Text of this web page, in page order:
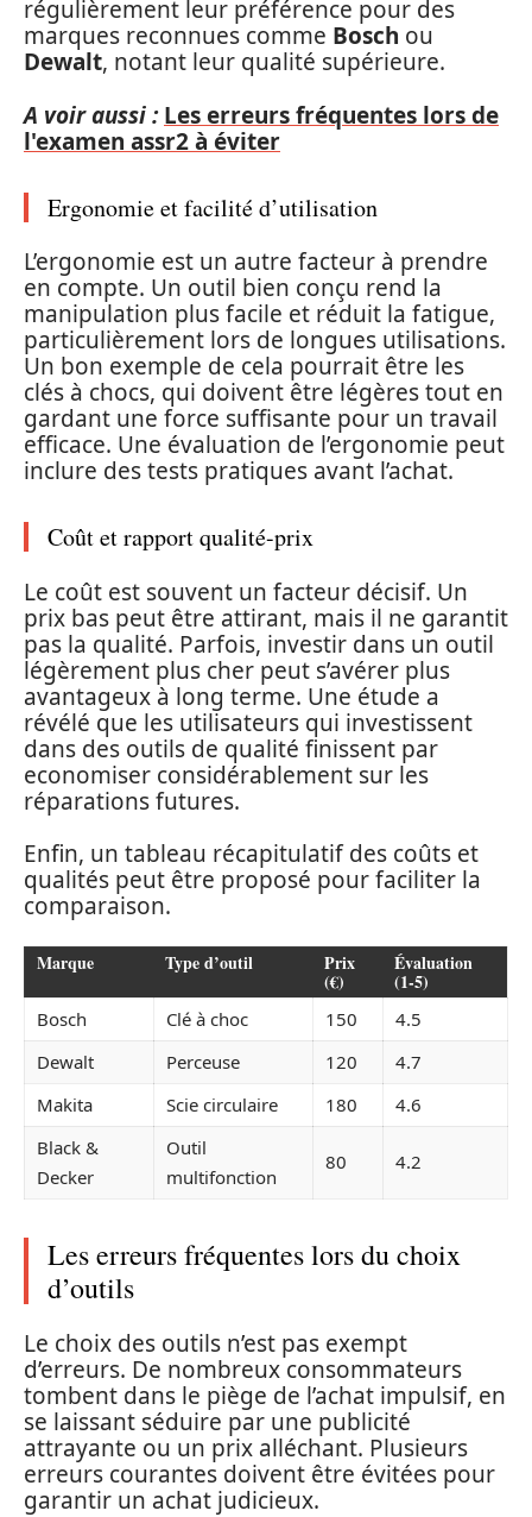
régulièrement leur préférence pour des
marques reconnues comme Bosch ou
Dewalt, notant leur qualité supérieure.
A voir aussi : Les erreurs fréquentes lors de
l'examen assr2 à éviter
Ergonomie et facilité d’utilisation
L’ergonomie est un autre facteur à prendre
en compte. Un outil bien conçu rend la
manipulation plus facile et réduit la fatigue,
particulièrement lors de longues utilisations.
Un bon exemple de cela pourrait être les
clés à chocs, qui doivent être légères tout en
gardant une force suffisante pour un travail
efficace. Une évaluation de l’ergonomie peut
inclure des tests pratiques avant l’achat.
Coût et rapport qualité-prix
Le coût est souvent un facteur décisif. Un
prix bas peut être attirant, mais il ne garantit
pas la qualité. Parfois, investir dans un outil
légèrement plus cher peut s’avérer plus
avantageux à long terme. Une étude a
révélé que les utilisateurs qui investissent
dans des outils de qualité finissent par
economiser considérablement sur les
réparations futures.
Enfin, un tableau récapitulatif des coûts et
qualités peut être proposé pour faciliter la
comparaison.
Marque Type d’outil Prix
(€)
Évaluation
(1-5)
Bosch Clé à choc 150
4.5
Dewalt
Perceuse 120
4.7
Makita
Scie circulaire 180
4.6
Black &
Decker
Outil
multifonction
80 4.2
Les erreurs fréquentes lors du choix
d’outils
Le choix des outils n’est pas exempt
d’erreurs. De nombreux consommateurs
tombent dans le piège de l’achat impulsif, en
se laissant séduire par une publicité
attrayante ou un prix alléchant. Plusieurs
erreurs courantes doivent être évitées pour
garantir un achat judicieux.